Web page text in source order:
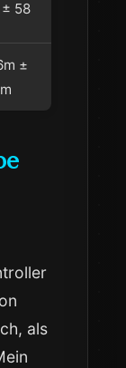
58
±
als